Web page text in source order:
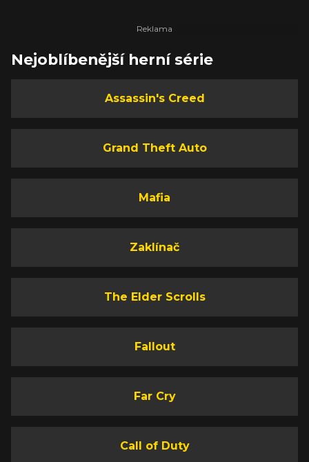
Nejoblíbenější herní série
Assassin's Creed
Grand Theft Auto
Mafia
Zaklínač
The Elder Scrolls
Fallout
Far Cry
Call of Duty